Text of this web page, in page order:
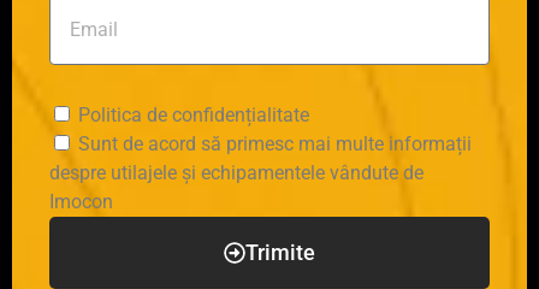
Politica de confidențialitate
Sunt de acord să primesc mai multe informații
despre utilajele și echipamentele vândute de
Imocon
Trimite